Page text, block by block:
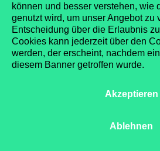
können und besser verstehen, wie
genutzt wird, um unser Angebot zu
Entscheidung über die Erlaubnis
Cookies kann jederzeit über den
werden, der erscheint, nachdem
diesem Banner getroffen wurde.
Akzeptieren
Ablehnen